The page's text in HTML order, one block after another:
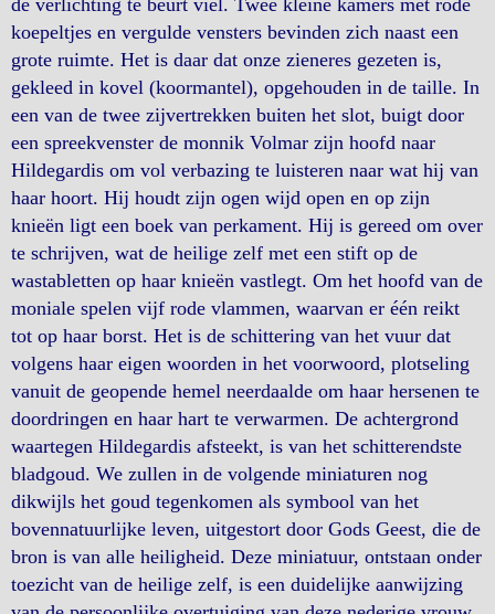
de verlichting te beurt viel. Twee kleine kamers met rode
koepeltjes en vergulde vensters bevinden zich naast een
grote ruimte. Het is daar dat onze zieneres gezeten is,
gekleed in kovel (koormantel), opgehouden in de taille. In
een van de twee zijvertrekken buiten het slot, buigt door
een spreekvenster de monnik Volmar zijn hoofd naar
Hildegardis om vol verbazing te luisteren naar wat hij van
haar hoort. Hij houdt zijn ogen wijd open en op zijn
knieën ligt een boek van perkament. Hij is gereed om over
te schrijven, wat de heilige zelf met een stift op de
wastabletten op haar knieën vastlegt. Om het hoofd van de
moniale spelen vijf rode vlammen, waarvan er één reikt
tot op haar borst. Het is de schittering van het vuur dat
volgens haar eigen woorden in het voorwoord, plotseling
vanuit de geopende hemel neerdaalde om haar hersenen te
doordringen en haar hart te verwarmen. De achtergrond
waartegen Hildegardis afsteekt, is van het schitterendste
bladgoud. We zullen in de volgende miniaturen nog
dikwijls het goud tegenkomen als symbool van het
bovennatuurlijke leven, uitgestort door Gods Geest, die de
bron is van alle heiligheid. Deze miniatuur, ontstaan onder
toezicht van de heilige zelf, is een duidelijke aanwijzing